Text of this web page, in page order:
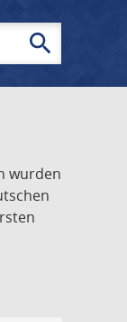
search
wurden